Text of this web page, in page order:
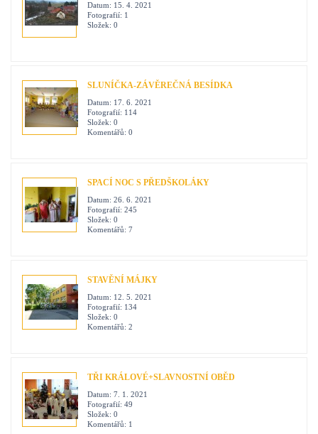
Datum: 15. 4. 2021
Fotografií: 1
Složek: 0
SLUNÍČKA-ZÁVĚREČNÁ BESÍDKA
Datum: 17. 6. 2021
Fotografií: 114
Složek: 0
Komentářů: 0
SPACÍ NOC S PŘEDŠKOLÁKY
Datum: 26. 6. 2021
Fotografií: 245
Složek: 0
Komentářů: 7
STAVĚNÍ MÁJKY
Datum: 12. 5. 2021
Fotografií: 134
Složek: 0
Komentářů: 2
TŘI KRÁLOVÉ+SLAVNOSTNÍ OBĚD
Datum: 7. 1. 2021
Fotografií: 49
Složek: 0
Komentářů: 1